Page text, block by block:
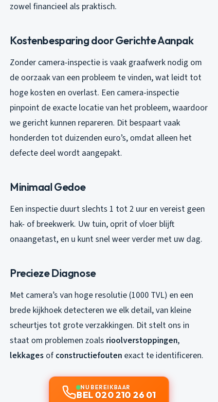
zowel financieel als praktisch.
Kostenbesparing door Gerichte Aanpak
Zonder camera-inspectie is vaak graafwerk nodig om
de oorzaak van een probleem te vinden, wat leidt tot
hoge kosten en overlast. Een camera-inspectie
pinpoint de exacte locatie van het probleem, waardoor
we gericht kunnen repareren. Dit bespaart vaak
honderden tot duizenden euro’s, omdat alleen het
defecte deel wordt aangepakt.
Minimaal Gedoe
Een inspectie duurt slechts 1 tot 2 uur en vereist geen
hak- of breekwerk. Uw tuin, oprit of vloer blijft
onaangetast, en u kunt snel weer verder met uw dag.
Precieze Diagnose
Met camera’s van hoge resolutie (1000 TVL) en een
brede kijkhoek detecteren we elk detail, van kleine
scheurtjes tot grote verzakkingen. Dit stelt ons in
staat om problemen zoals rioolverstoppingen,
lekkages of constructiefouten exact te identificeren.
NU BEREIKBAAR
BEL 020 210 26 01